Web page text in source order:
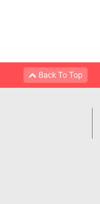
Back To Top